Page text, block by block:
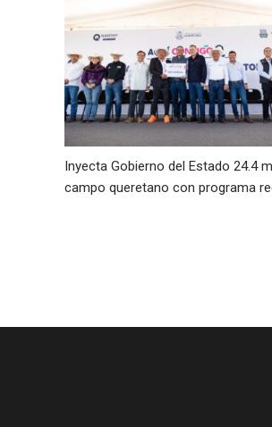
Inyecta Gobierno del Estado 24.4
campo queretano con programa